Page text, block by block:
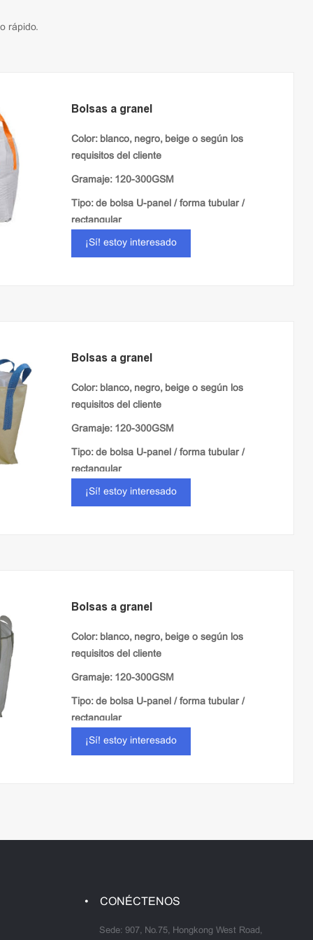
rápido.
Bolsas a granel
Color: blanco, negro, beige o según los
requisitos del cliente
Gramaje: 120-300GSM
Tipo: de bolsa U-panel / forma tubular /
rectangular
Tela: laminado / llanura / ventilación
¡Sí! estoy interesado
Bolsas a granel
Color: blanco, negro, beige o según los
requisitos del cliente
Gramaje: 120-300GSM
Tipo: de bolsa U-panel / forma tubular /
rectangular
Tela: laminado / llanura / ventilación
¡Sí! estoy interesado
Bolsas a granel
Color: blanco, negro, beige o según los
requisitos del cliente
Gramaje: 120-300GSM
Tipo: de bolsa U-panel / forma tubular /
rectangular
Tela: laminado / llanura / ventilación
¡Sí! estoy interesado
CONÉCTENOS
Sede: 907, No.75, Hongkong West Road,